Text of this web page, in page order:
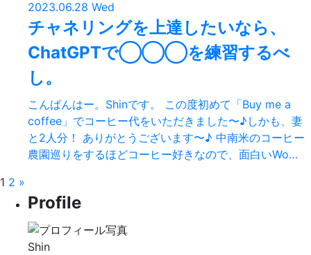
2023.06.28 Wed
チャネリングを上達したいなら、
ChatGPTで◯◯◯を練習するべ
し。
こんばんはー。Shinです。 この度初めて「Buy me a
coffee」でコーヒー代をいただきました〜♪しかも、妻
と2人分！ ありがとうございます〜♪ 中南米のコーヒー
農園巡りをするほどコーヒー好きなので、面白いWo…
1 2 »
Profile
Shin